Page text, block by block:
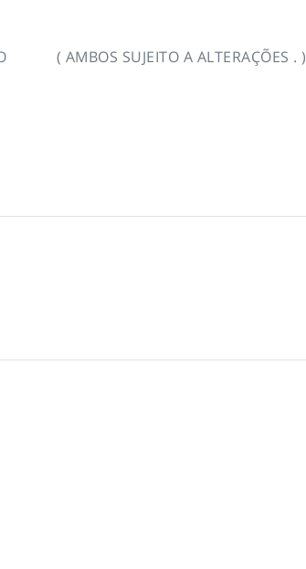
AMBOS SUJEITO A ALTERAÇÕES . )